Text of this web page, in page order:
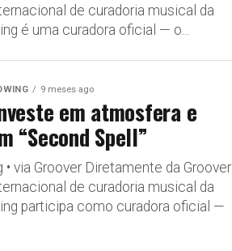
de curadoria musical da
é uma curadora oficial — o...
9 meses ago
em atmosfera e
“Second Spell”
• via Groover Diretamente da Groover
de curadoria musical da
participa como curadora oficial —